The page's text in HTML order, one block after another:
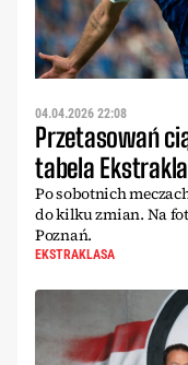
04.04.2026 22:08
Przetasowań
tabela
Po sobotnich
do kilku zmian. Na
Poznań.
EKSTRAKLASA